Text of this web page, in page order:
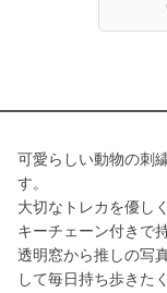
可愛らしい動物の刺
す。
大切なトレカを優し
キーチェーン付きで
透明窓から推しの写
して毎日持ち歩きた